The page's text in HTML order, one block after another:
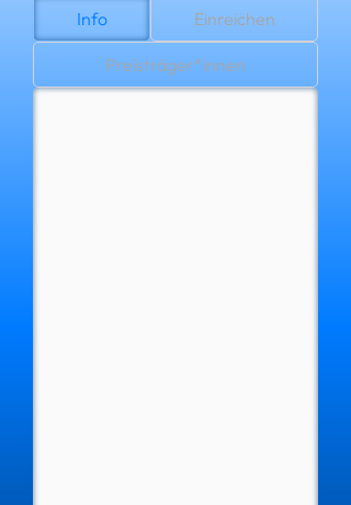
Info Einreichen
Preisträger*innen